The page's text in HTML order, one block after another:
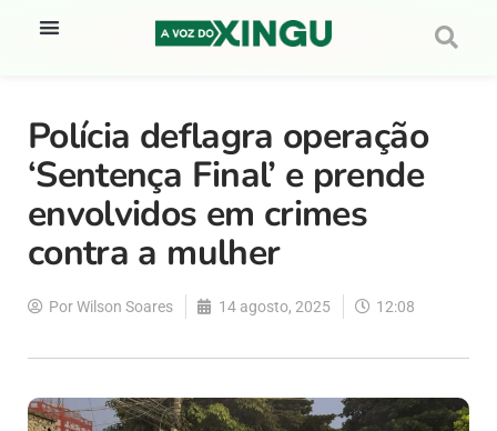
Polícia deflagra operação
‘Sentença Final’ e prende
envolvidos em crimes
contra a mulher
PorWilson Soares 14 agosto, 2025 12:08